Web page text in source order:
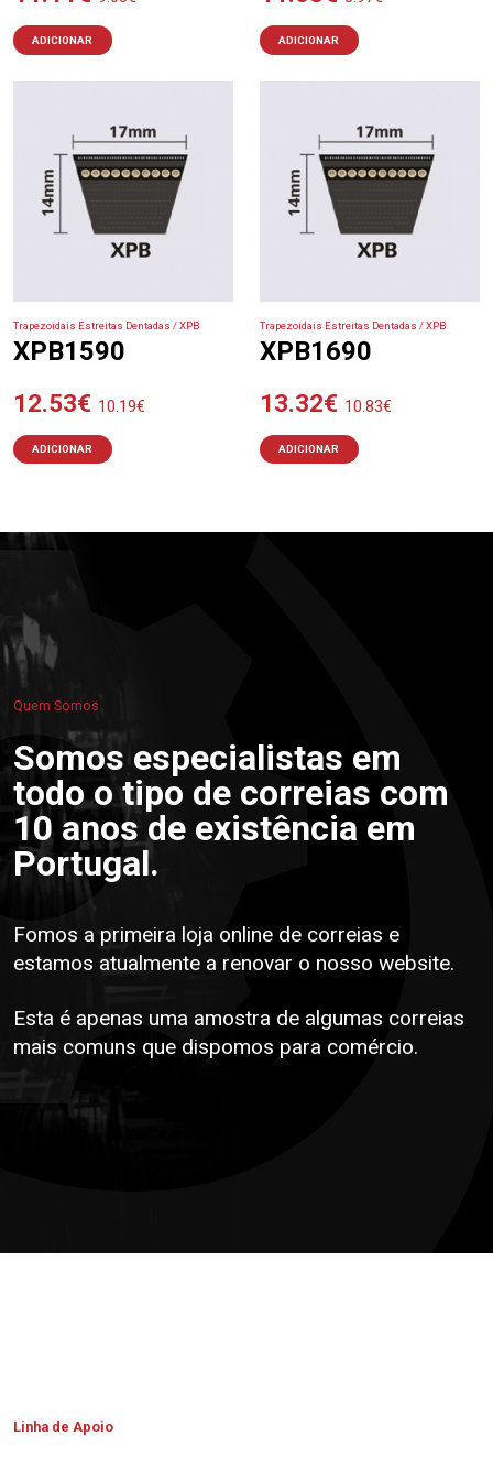
ADICIONAR ADICIONAR
Trapezoidais Estreitas Dentadas / XPB
XPB1590
12.53€ 10.19€
ADICIONAR
Trapezoidais Estreitas Dentadas / XPB
XPB1690
13.32€ 10.83€
ADICIONAR
Quem Somos
Somos especialistas em
todo o tipo de correias com
10 anos de existência em
Portugal.
Fomos a primeira loja online de correias e
estamos atualmente a renovar o nosso website.
Esta é apenas uma amostra de algumas correias
mais comuns que dispomos para comércio.
Linha de Apoio